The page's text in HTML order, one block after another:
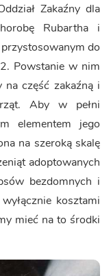
Zakaźny dla
Rubartha i
do
Powstanie w nim
na część zakaźną i
Aby w pełni
elementem jego
na szeroką skalę
adoptowanych
bezdomnych i
kosztami
mieć na to środki